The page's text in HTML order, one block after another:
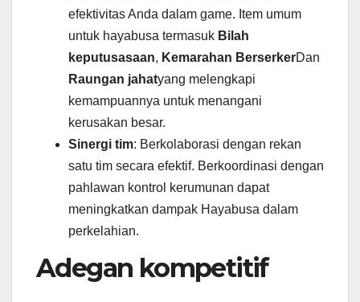
efektivitas Anda dalam game. Item umum
untuk hayabusa termasuk Bilah
keputusasaan, Kemarahan BerserkerDan
Raungan jahatyang melengkapi
kemampuannya untuk menangani
kerusakan besar.
Sinergi tim: Berkolaborasi dengan rekan
satu tim secara efektif. Berkoordinasi dengan
pahlawan kontrol kerumunan dapat
meningkatkan dampak Hayabusa dalam
perkelahian.
Adegan kompetitif